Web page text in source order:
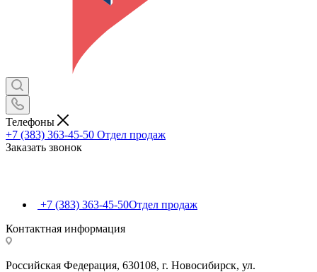
Телефоны
+7 (383) 363-45-50 Отдел продаж
Заказать звонок
+7 (383) 363-45-50Отдел продаж
Контактная информация
Российская Федерация, 630108, г. Новосибирск, ул.